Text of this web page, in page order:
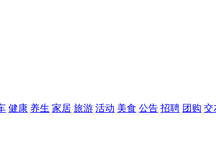
健康 养生 家居 旅游 活动 美食 公告 招聘 团购 交